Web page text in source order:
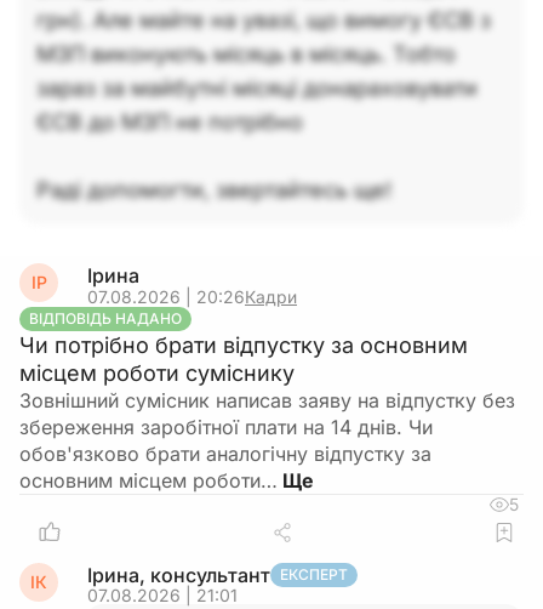
грн). Але майте на увазі, що вимогу ЄСВ з
МЗП виконують місяць в місяць. Тобто
зараз за майбутні місяці донараховувати
ЄСВ до МЗП не потрібно
Раді допомогти, звертайтесь ще!
ІР Ірина
07.08.2026 | 20:26Кадри
ВІДПОВІДЬ НАДАНО
Чи потрібно брати відпустку за основним
місцем роботи суміснику
Зовнішний сумісник написав заяву на відпустку без
збереження заробітної плати на 14 днів. Чи
обов'язково брати аналогічну відпустку за
основним місцем роботи…
5
ІК Ірина, консультант ЕКСПЕРТ
07.08.2026 | 21:01